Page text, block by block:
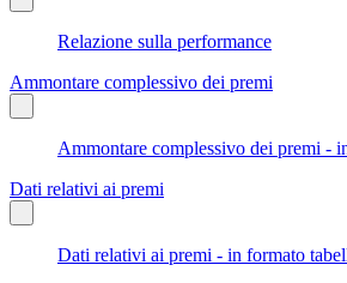
Relazione sulla performance
Ammontare complessivo dei premi
Ammontare complessivo dei premi -
Dati relativi ai premi
Dati relativi ai premi - in formato